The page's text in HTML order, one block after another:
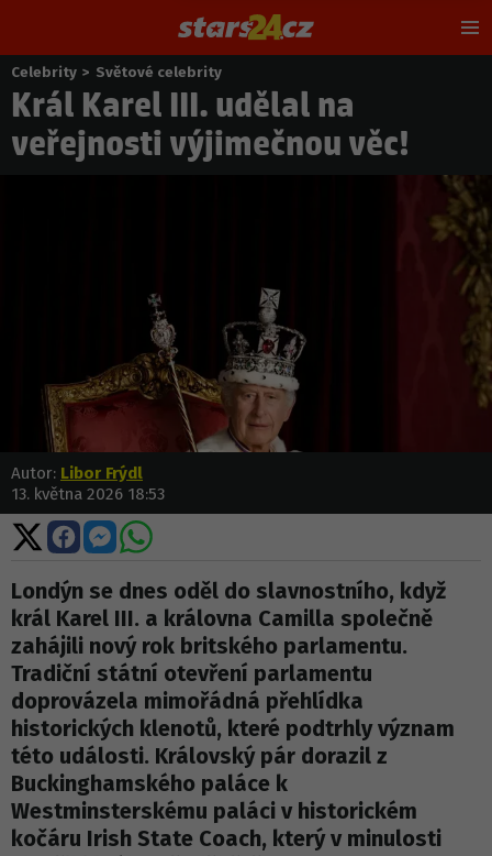
Nacházíte
se
zde:
Celebrity > Světové celebrity
Král Karel III. udělal na
veřejnosti výjimečnou věc!
Autor: Libor Frýdl
13. května 2026 18:53
Sdílet
na
X
Sdílet
na
Facebooku
Sdílet
na
Messengeru
Sdílet
WhatsApp
Londýn se dnes oděl do slavnostního, když
král Karel III. a královna Camilla společně
zahájili nový rok britského parlamentu.
Tradiční státní otevření parlamentu
doprovázela mimořádná přehlídka
historických klenotů, které podtrhly význam
této události. Královský pár dorazil z
Buckinghamského paláce k
Westminsterskému paláci v historickém
kočáru Irish State Coach, který v minulosti